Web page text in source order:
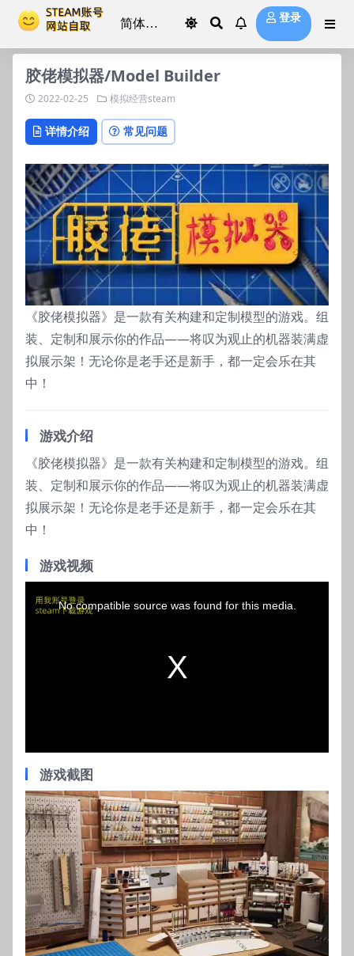
登录
胶佬模拟器/Model Builder
2022-02-25 模拟经营steam
详情介绍 常见问题
《胶佬模拟器》是一款有关构建和定制模型的游戏。组
装、定制和展示你的作品——将叹为观止的机器装满虚
拟展示架！无论你是老手还是新手，都一定会乐在其
中！
游戏介绍
《胶佬模拟器》是一款有关构建和定制模型的游戏。组
装、定制和展示你的作品——将叹为观止的机器装满虚
拟展示架！无论你是老手还是新手，都一定会乐在其
中！
游戏视频
d
o
w
.
No compatible source was found for this media.
游戏截图